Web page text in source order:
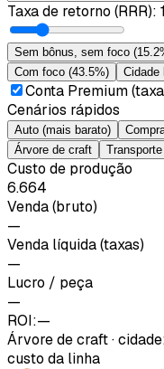
Taxa de retorno (RRR):
Sem bônus, sem foco (
Com foco (43.5%) Cidade
Conta Premium
Cenários rápidos
Auto (mais barato)
Árvore de craft
Custo de produção
6.664
Venda (bruto)
—
Venda líquida (taxas)
—
Lucro / peça
—
ROI:—
Árvore de craft·cidade
custo da linha